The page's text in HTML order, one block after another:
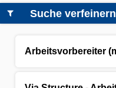
Suche verfeinern